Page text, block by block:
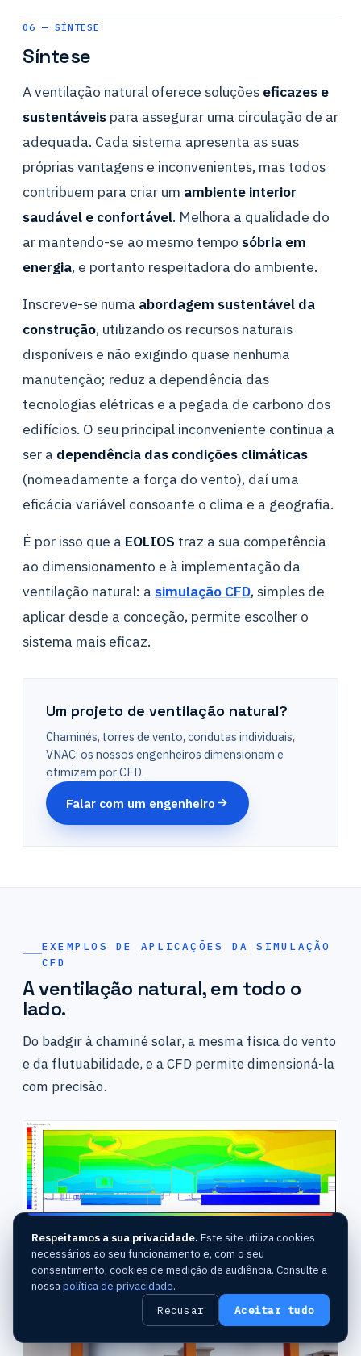
06 — SÍNTESE
Síntese
A ventilação natural oferece soluções eficazes e
sustentáveis para assegurar uma circulação de ar
adequada. Cada sistema apresenta as suas
próprias vantagens e inconvenientes, mas todos
contribuem para criar um ambiente interior
saudável e confortável. Melhora a qualidade do
ar mantendo-se ao mesmo tempo sóbria em
energia, e portanto respeitadora do ambiente.
Inscreve-se numa abordagem sustentável da
construção, utilizando os recursos naturais
disponíveis e não exigindo quase nenhuma
manutenção; reduz a dependência das
tecnologias elétricas e a pegada de carbono dos
edifícios. O seu principal inconveniente continua a
ser a dependência das condições climáticas
(nomeadamente a força do vento), daí uma
eficácia variável consoante o clima e a geografia.
É por isso que a EOLIOS traz a sua competência
ao dimensionamento e à implementação da
ventilação natural: a simulação CFD, simples de
aplicar desde a conceção, permite escolher o
sistema mais eficaz.
Um projeto de ventilação natural?
Chaminés, torres de vento, condutas individuais,
VNAC: os nossos engenheiros dimensionam e
otimizam por CFD.
Falar com um engenheiro
EXEMPLOS DE APLICAÇÕES DA SIMULAÇÃO
CFD
A ventilação natural, em todo o
lado.
Do badgir à chaminé solar, a mesma física do vento
e da flutuabilidade, e a CFD permite dimensioná-la
com precisão.
AVAC
Efeito de tiragem térmica
Respeitamos a sua privacidade. Este site utiliza cookies
necessários ao seu funcionamento e, com o seu
consentimento, cookies de medição de audiência. Consulte a
nossapolítica de privacidade.
Recusar Aceitar tudo